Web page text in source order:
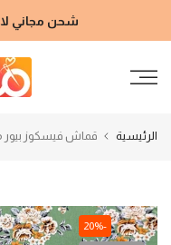
إلى
شحن مجاني لاي
الرئيسية قماش فيسكوز بيور
-20%